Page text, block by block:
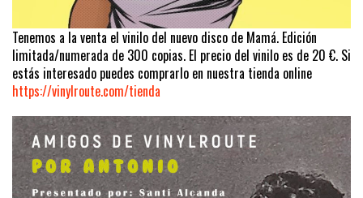
Tenemos a la venta el vinilo del nuevo disco de Mamá. Edición
limitada/numerada de 300 copias. El precio del vinilo es de 20 €. Si
estás interesado puedes comprarlo en nuestra tienda online
https://vinylroute.com/tienda